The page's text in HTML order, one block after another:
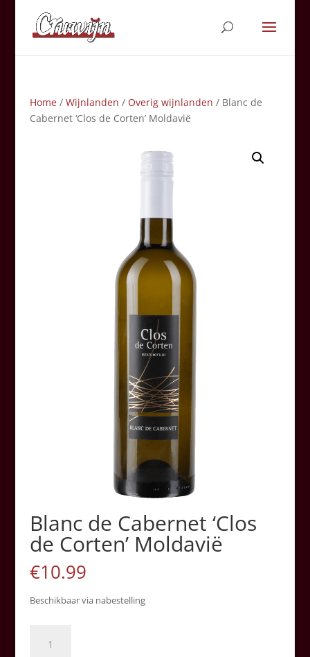
Home/ Wijnlanden / Overig wijnlanden / Blanc de
Cabernet ‘Clos de Corten’ Moldavië
Blanc de Cabernet ‘Clos
de Corten’ Moldavië
€10.99
Beschikbaar via nabestelling